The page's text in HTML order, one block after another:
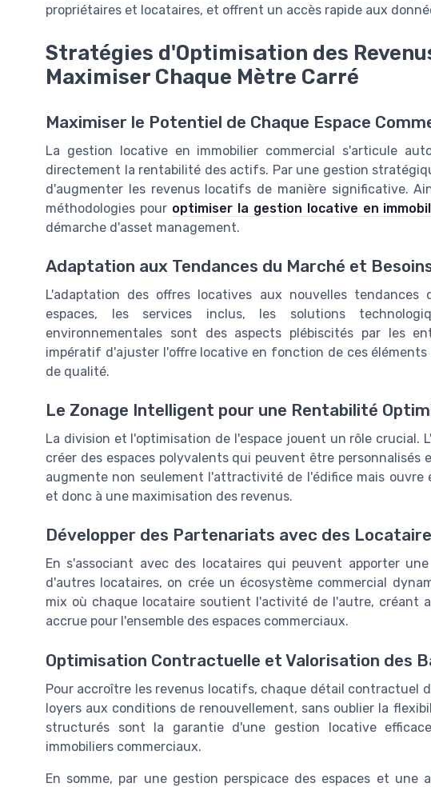
propriétaires et locataires, et offrent un accès rapide aux
Stratégies d'Optimisation des
Maximiser Chaque Mètre Carré
Maximiser le Potentiel de Chaque Espace
La gestion locative en immobilier commercial s'articule
directement la rentabilité des actifs. Par une gestion
d'augmenter les revenus locatifs de manière significative.
méthodologies pour optimiser la gestion locative en
démarche d'asset management.
Adaptation aux Tendances du Marché et
L'adaptation des offres locatives aux nouvelles
espaces, les services inclus, les solutions
environnementales sont des aspects plébiscités par les
impératif d'ajuster l'offre locative en fonction de ces
de qualité.
Le Zonage Intelligent pour une Rentabilité
La division et l'optimisation de l'espace jouent un rôle
créer des espaces polyvalents qui peuvent être personnalisés
augmente non seulement l'attractivité de l'édifice mais
et donc à une maximisation des revenus.
Développer des Partenariats avec des
En s'associant avec des locataires qui peuvent apporter
d'autres locataires, on crée un écosystème commercial
mix où chaque locataire soutient l'activité de l'autre, créant
accrue pour l'ensemble des espaces commerciaux.
Optimisation Contractuelle et Valorisation des
Pour accroître les revenus locatifs, chaque détail contractuel
loyers aux conditions de renouvellement, sans oublier la
structurés sont la garantie d'une gestion locative
immobiliers commerciaux.
En somme, par une gestion perspicace des espaces et